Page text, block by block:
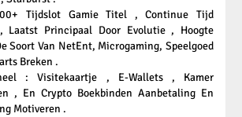
Tijdslot Gamie Titel , Continue Tijd
Laatst Principaal Door Evolutie , Hoogte
Soort Van NetEnt, Microgaming, Speelgoed
Breken .
: Visitekaartje ​​, E-Wallets , Kamer
, En Crypto Boekbinden Aanbetaling En
Motiveren .